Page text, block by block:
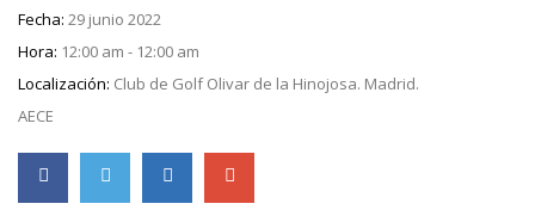
Fecha: 29 junio 2022
Hora: 12:00 am - 12:00 am
Localización: Club de Golf Olivar de la Hinojosa. Madrid.
AECE